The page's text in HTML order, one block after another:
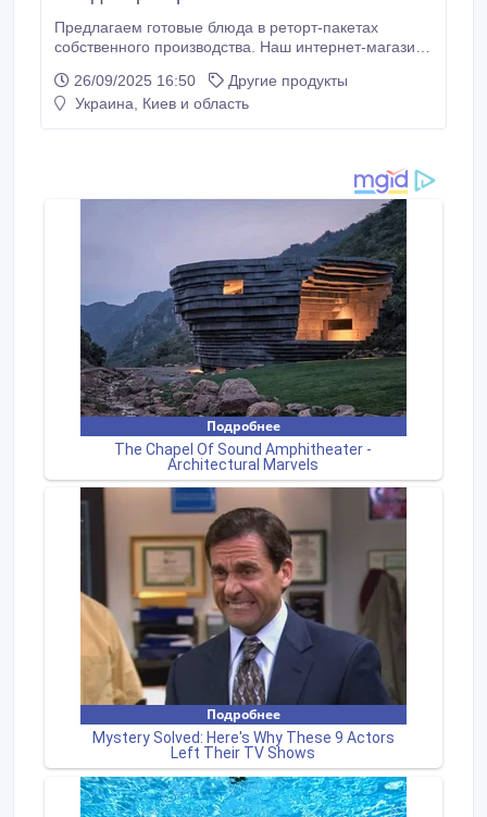
Предлагаем готовые блюда в реторт-пакетах
собственного производства. Наш интернет-магазин:
26/09/2025 16:50
Другие продукты
Украина, Киев и область